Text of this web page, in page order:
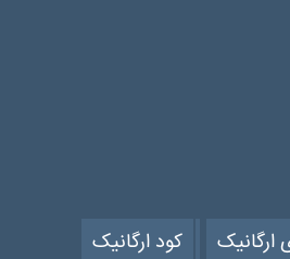
ارگانیک
کود ارگانیک